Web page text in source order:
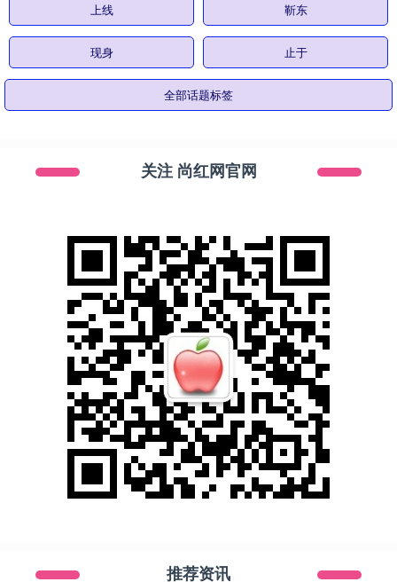
上线 靳东
现身 止于
全部话题标签
关注 尚红网官网
推荐资讯